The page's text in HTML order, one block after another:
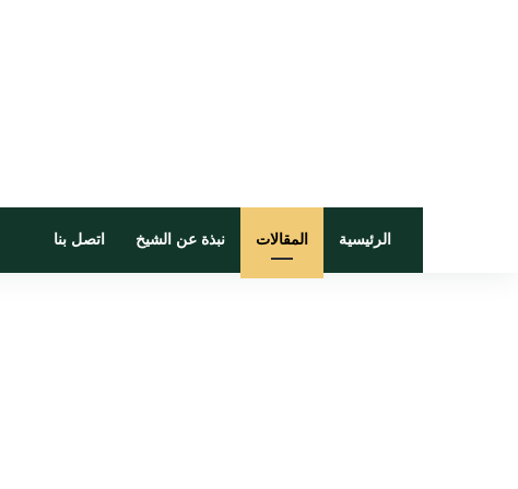
الرئيسية المقالات نبذة عن الشيخ اتصل بنا